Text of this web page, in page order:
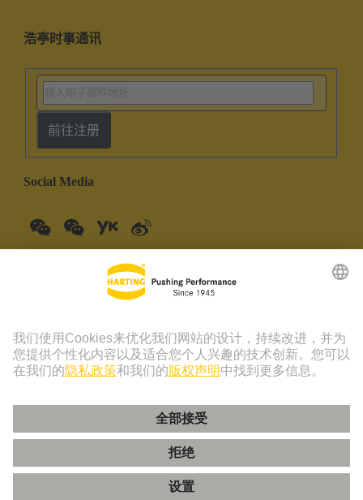
浩亭时事通讯
前往注册
Social Media
© 浩亭技术集团 | 浩亭 (珠海) 制造有限公司 珠海市创新四路19
3510室 联系电话：+86 21 3418 9758， +86 400 176 1166
版本说明隐私政策Cookie 政策Cookie 设置隐私政策 - 友盟+
使用条款客户信息中心粤ICP备19078745号-1